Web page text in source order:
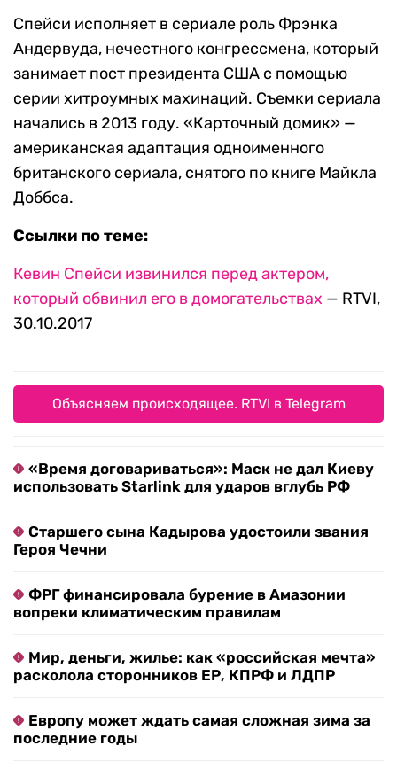
Спейси исполняет в сериале роль Фрэнка
Андервуда, нечестного конгрессмена, который
занимает пост президента США с помощью
серии хитроумных махинаций. Съемки сериала
начались в 2013 году. «Карточный домик» —
американская адаптация одноименного
британского сериала, снятого по книге Майкла
Доббса.
Ссылки по теме:
Кевин Спейси извинился перед актером,
который обвинил его в домогательствах — RTVI,
30.10.2017
Объясняем происходящее. RTVI в Telegram
«Время договариваться»: Маск не дал Киеву
использовать Starlink для ударов вглубь РФ
Старшего сына Кадырова удостоили звания
Героя Чечни
ФРГ финансировала бурение в Амазонии
вопреки климатическим правилам
Мир, деньги, жилье: как «российская мечта»
расколола сторонников ЕР, КПРФ и ЛДПР
Европу может ждать самая сложная зима за
последние годы